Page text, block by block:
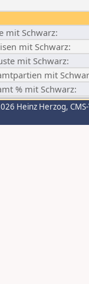
mit Schwarz:
mit Schwarz:
mit Schwarz:
mit
% mit Schwarz:
Heinz Herzog,